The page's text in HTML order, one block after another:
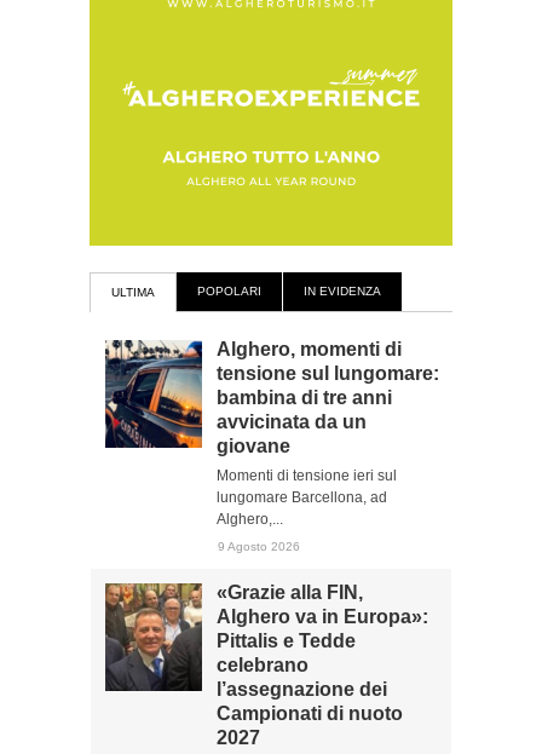
ULTIMA POPOLARI IN EVIDENZA
Alghero, momenti di
tensione sul lungomare:
bambina di tre anni
avvicinata da un
giovane
Momenti di tensione ieri sul
lungomare Barcellona, ad
Alghero,...
9 Agosto 2026
«Grazie alla FIN,
Alghero va in Europa»:
Pittalis e Tedde
celebrano
l’assegnazione dei
Campionati di nuoto
2027